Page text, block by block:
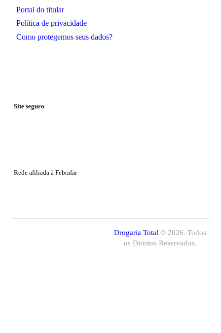
Portal do titular
Política de privacidade
Como protegemos seus dados?
Site seguro
Rede afiliada à Febrafar
Drogaria Total © 2026. Todos
os Direitos Reservados.